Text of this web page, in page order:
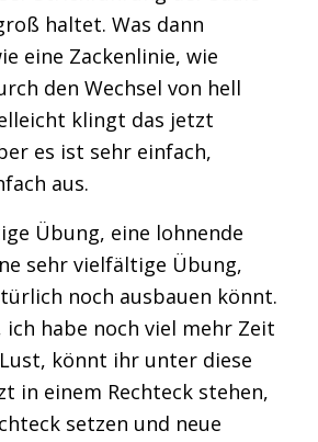
haltet. Was dann
eine Zackenlinie, wie
den Wechsel von hell
klingt das jetzt
es ist sehr einfach,
aus.
Übung, eine lohnende
sehr vielfältige Übung,
noch ausbauen könnt.
habe noch viel mehr Zeit
könnt ihr unter diese
in einem Rechteck stehen,
setzen und neue